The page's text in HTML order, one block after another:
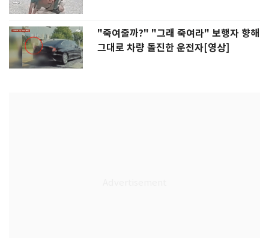
"죽여줄까?" "그래 죽여라" 보행자 향해
그대로 차량 돌진한 운전자[영상]